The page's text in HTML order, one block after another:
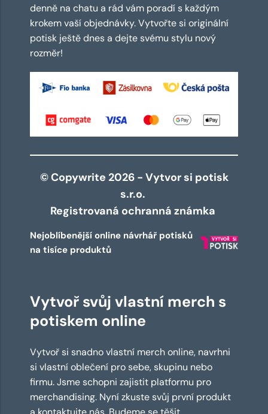
denně na chatu a rád vám poradí s každým
krokem vaší objednávky. Vytvořte si originální
potisk ještě dnes a dejte svému stylu nový
rozměr!
© Copywrite 2026 - Vytvor si potisk
s.r.o.
Registrovaná ochranná známka
Nejoblíbenější online návrhář potisků
na tisíce produktů
Vytvoř svůj vlastní merch s
potiskem online
Vytvoř si snadno vlastní merch online, navrhni
si vlastní oblečení pro sebe, skupinu nebo
firmu. Jsme schopni zajistit platformu pro
merchandising. Nyní zkuste svůj první produkt